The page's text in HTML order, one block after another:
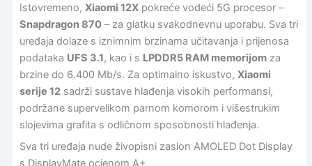
Istovremeno, Xiaomi 12Xpokreće vodeći 5G procesor –
Snapdragon 870– za glatku svakodnevnu uporabu. Sva tri
uređaja dolaze s iznimnim brzinama učitavanja i prijenosa
podataka UFS 3.1, kao i s LPDDR5 RAM memorijomza
brzine do 6.400 Mb/s. Za optimalno iskustvo, Xiaomi
serije 12sadrži sustave hlađenja visokih performansi,
podržane supervelikom parnom komorom i višestrukim
slojevima grafita s odličnom sposobnosti hlađenja.
Sva tri uređaja nude živopisni zaslon AMOLED Dot Display
s DisplayMate ocjenom A+